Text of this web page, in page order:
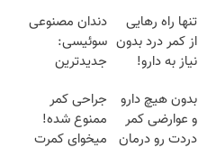
تنها راه رهایی
از کمر درد بدون
نیاز به دارو!
دندان مصنوعی
سوئیسی:
جدیدترین
سبک و مقاوم |
پرداخت قسطی
بدون هیچ دارو
و عوارضی کمر
دردت رو درمان
جراحی کمر
ممنوع شده!
میخوای کمرت